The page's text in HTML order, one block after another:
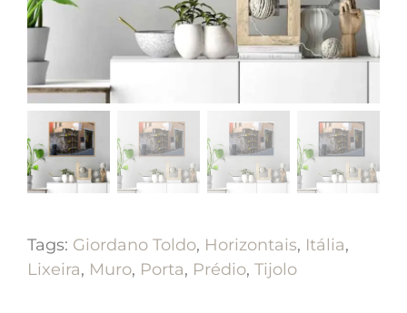
Tags: Giordano Toldo, Horizontais, Itália,
Lixeira, Muro, Porta, Prédio, Tijolo